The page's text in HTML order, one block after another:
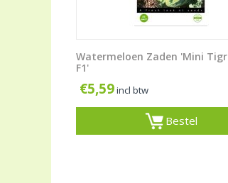
Watermeloen Zaden 'Mini
F1'
€5,59incl btw
Bestel